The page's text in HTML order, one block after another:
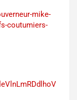
mike-
coutumiers-